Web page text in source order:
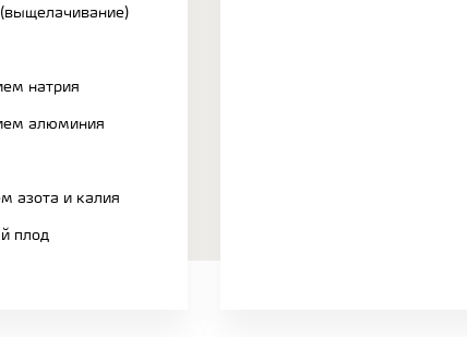
натрия
алюминия
азота и калия
плод